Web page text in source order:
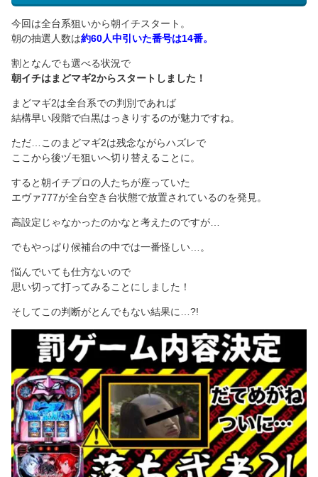
今回は全台系狙いから朝イチスタート。
朝の抽選人数は約60人中引いた番号は14番。
割となんでも選べる状況で
朝イチはまどマギ2からスタートしました！
まどマギ2は全台系での判別であれば
結構早い段階で白黒はっきりするのが魅力ですね。
ただ…このまどマギ2は残念ながらハズレで
ここから後ヅモ狙いへ切り替えることに。
すると朝イチプロの人たちが座っていた
エヴァ777が全台空き台状態で放置されているのを発見。
高設定じゃなかったのかなと考えたのですが…
でもやっぱり候補台の中では一番怪しい…。
悩んでいても仕方ないので
思い切って打ってみることにしました！
そしてこの判断がとんでもない結果に…?!